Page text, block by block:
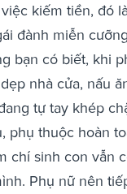
kiếm tiền, đó
đành miễn
bạn có biết, khi
nhà cửa, nấu
tự tay khép
phụ thuộc hoàn
chí sinh con vẫn
Phụ nữ nên